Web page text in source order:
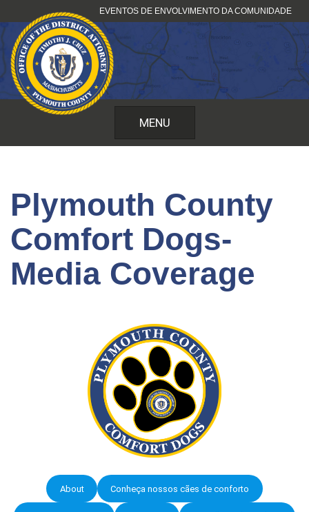
para
o
conteúdo
EVENTOS DE ENVOLVIMENTO DA COMUNIDADE
MENU
Plymouth County
Comfort Dogs-
Media Coverage
About Conheça nossos cães de conforto